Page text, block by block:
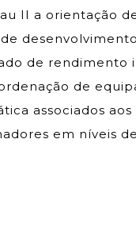
II a orientação
de rendimento
de
associados aos
em níveis